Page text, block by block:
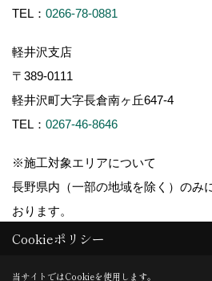
TEL： 0266-78-0881
軽井沢支店
〒389-0111
軽井沢町大字長倉南ヶ丘647-4
TEL： 0267-46-8646
※施工対象エリアについて
長野県内（一部の地域を除く）のみ
おります。
Cookieポリシー
当サイトではCookieを使用します。